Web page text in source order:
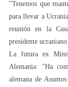
"Tenemos que
para llevar a
reunión en la
presidente
La futura ex
Alemania: "Ha
alemana de